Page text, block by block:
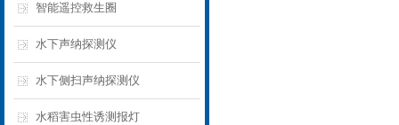
智能遥控救生圈
水下声纳探测仪
水下侧扫声纳探测仪
水稻害虫性诱测报灯